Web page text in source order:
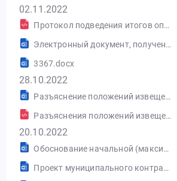
02.11.2022
Протокол подведения итогов определения поставщика (подрядчика, исполнителя) от 02.11.2022 №ИЭА1
Электронный документ, полученный из внешней системы
3367.docx
28.10.2022
Разъяснение положений извещения об осуществлении закупки3367
Разъяснения положений извещения об осуществлении закупки от 28.10.2022 №РИ1
20.10.2022
Обоснование начальной (максимальной) цены контракта
Проект муниципального контракта